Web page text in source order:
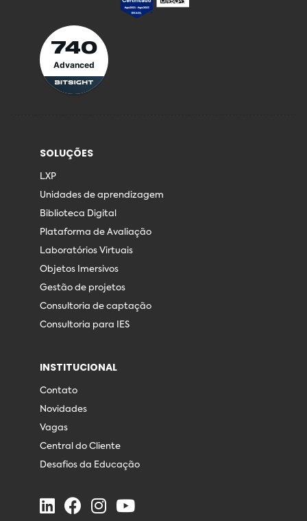
740
Advanced
SOLUÇÕES
LXP
Unidades de aprendizagem
Biblioteca Digital
Plataforma de Avaliação
Laboratórios Virtuais
Objetos Imersivos
Gestão de projetos
Consultoria de captação
Consultoria para IES
INSTITUCIONAL
Contato
Novidades
Vagas
Central do Cliente
Desafios da Educação